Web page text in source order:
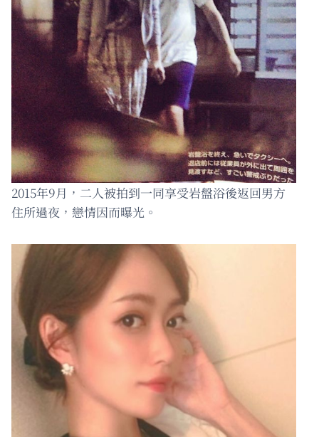
2015年9月，二人被拍到一同享受岩盤浴後返回男方
住所過夜，戀情因而曝光。